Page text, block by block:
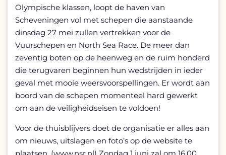
Olympische klassen, loopt de haven van
Scheveningen vol met schepen die aanstaande
dinsdag 27 mei zullen vertrekken voor de
Vuurschepen en North Sea Race. De meer dan
zeventig boten op de heenweg en de ruim honderd
die terugvaren beginnen hun wedstrijden in ieder
geval met mooie weersvoorspellingen. Er wordt aan
boord van de schepen momenteel hard gewerkt
om aan de veiligheidseisen te voldoen!
Voor de thuisblijvers doet de organisatie er alles aan
om nieuws, uitslagen en foto’s op de website te